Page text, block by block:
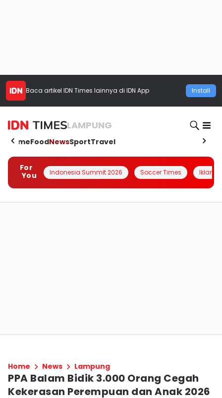
Baca artikel IDN Times lainnya di IDN App Install
LAMPUNG
HomeFoodNewsSportTravel
For
You
Indonesia Summit 2026 Soccer Times Iklanin
Home News Lampung
PPA Balam Bidik 3.000 Orang Cegah
Kekerasan Perempuan dan Anak 2026